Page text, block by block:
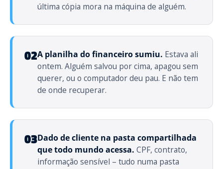
última cópia mora na máquina de alguém.
02A planilha do financeiro sumiu. Estava ali
ontem. Alguém salvou por cima, apagou sem
querer, ou o computador deu pau. E não tem
de onde recuperar.
03Dado de cliente na pasta compartilhada
que todo mundo acessa. CPF, contrato,
informação sensível – tudo numa pasta